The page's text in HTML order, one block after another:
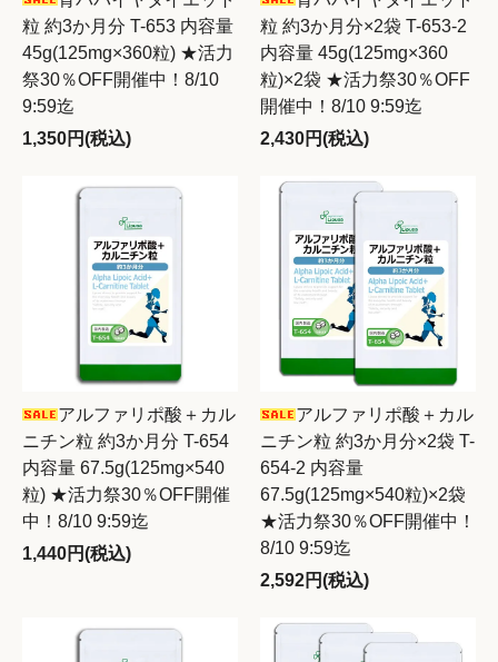
粒 約3か月分 T-653 内容量
45g(125mg×360粒) ★活力
祭30％OFF開催中！8/10
9:59迄
1,350円(税込)
粒 約3か月分×2袋 T-653-2
内容量 45g(125mg×360
粒)×2袋 ★活力祭30％OFF
開催中！8/10 9:59迄
2,430円(税込)
アルファリポ酸＋カル
ニチン粒 約3か月分 T-654
内容量 67.5g(125mg×540
粒) ★活力祭30％OFF開催
中！8/10 9:59迄
1,440円(税込)
アルファリポ酸＋カル
ニチン粒 約3か月分×2袋 T-
654-2 内容量
67.5g(125mg×540粒)×2袋
★活力祭30％OFF開催中！
8/10 9:59迄
2,592円(税込)